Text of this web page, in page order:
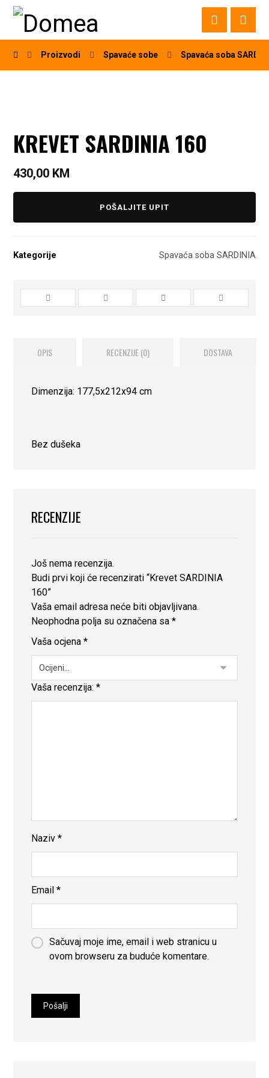
Proizvodi Spavaće sobe Spavaća soba
KREVET SARDINIA 160
430,00 KM
POŠALJITE UPIT
Kategorije Spavaća soba SARDINIA
OPIS RECENZIJE (0) DOSTAVA
Dimenzija: 177,5x212x94 cm
Bez dušeka
RECENZIJE
Još nema recenzija.
Budi prvi koji će recenzirati “Krevet SARDINIA
160”
Vaša email adresa neće biti objavljivana.
Neophodna polja su označena sa*
Vaša ocjena*
Vaša recenzija:*
Naziv*
Email*
Sačuvaj moje ime, email i web stranicu u
ovom browseru za buduće komentare.